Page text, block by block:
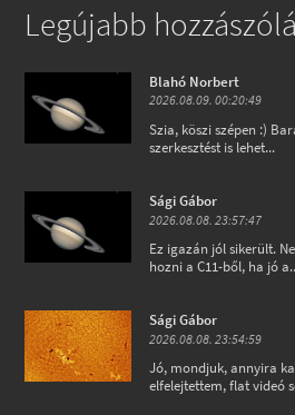
Legújabb
Blahó Norbert
2026.08.09. 00:20:49
Szia, köszi szépen :)
szerkesztést is lehet...
Sági Gábor
2026.08.08. 23:57:47
Ez igazán jól sikerült.
hozni a C11-ből, ha jó
Sági Gábor
2026.08.08. 23:54:59
Jó, mondjuk, annyira
elfelejtettem, flat videó